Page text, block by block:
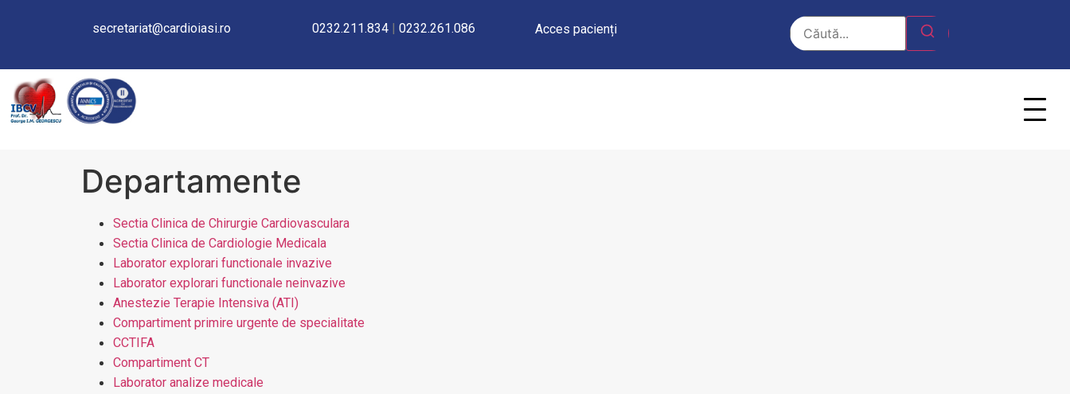
secretariat@cardioiasi.ro 0232.211.834 | 0232.261.086 Acces pacienți
DEPARTAMENTE
Departamente
Sectia Clinica de Chirurgie Cardiovasculara
Sectia Clinica de Cardiologie Medicala
Laborator explorari functionale invazive
Laborator explorari functionale neinvazive
Anestezie Terapie Intensiva (ATI)
Compartiment primire urgente de specialitate
CCTIFA
Compartiment CT
Laborator analize medicale